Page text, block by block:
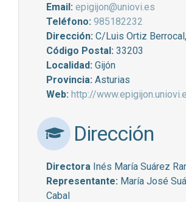
Email: epigijon@uniovi.es
Teléfono: 985182232
Dirección: C/Luis Ortiz
Código Postal: 33203
Localidad: Gijón
Provincia: Asturias
Web: http://
Dirección
Directora Inés María Suárez
Representante: María José
Cabal